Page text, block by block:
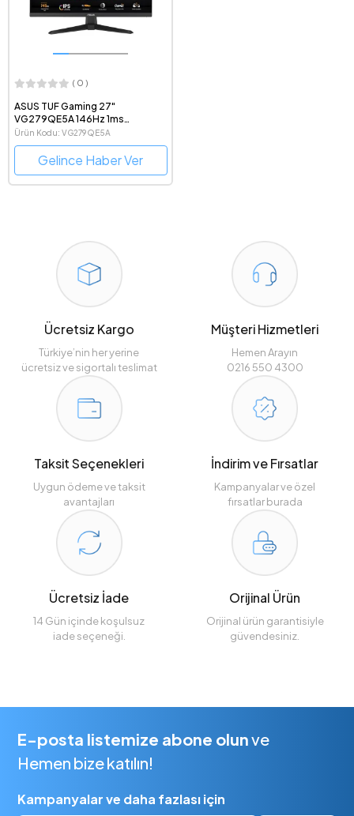
( 0 )
ASUS TUF Gaming 27"
VG279QE5A 146Hz 1ms
Adaptive-Sync 1080p IPS LED
Oyuncu Monitörü
Ürün Kodu: VG279QE5A
Gelince Haber Ver
Ücretsiz Kargo
Türkiye’nin her yerine
ücretsiz ve sigortalı teslimat
Müşteri Hizmetleri
Hemen Arayın
0216 550 4300
Taksit Seçenekleri
Uygun ödeme ve taksit
avantajları
İndirim ve Fırsatlar
Kampanyalar ve özel
fırsatlar burada
Ücretsiz İade
14 Gün içinde koşulsuz
iade seçeneği.
Orijinal Ürün
Orijinal ürün garantisiyle
güvendesiniz.
E-posta listemize abone olunve
Hemen bize katılın!
Kampanyalar ve daha fazlası için